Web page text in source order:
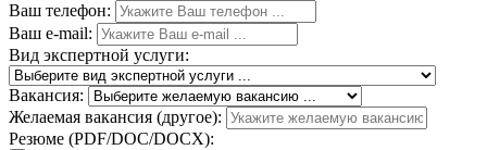
Ваш телефон:
Ваш e-mail:
Вид экспертной услуги:
Вакансия:
Желаемая вакансия (другое):
Резюме (PDF/DOC/DOCX):